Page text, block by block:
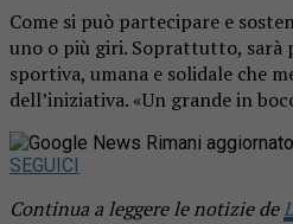
Come si può partecipare e
uno o più giri. Soprattutto, sarà
sportiva, umana e solidale che
dell’iniziativa. «Un grande in
Rimani
SEGUICI
Continua a leggere le notizie de